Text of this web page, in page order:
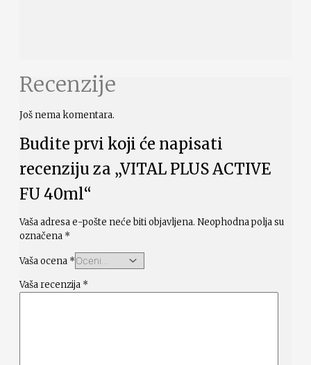
Recenzije
Još nema komentara.
Budite prvi koji će napisati
recenziju za „VITAL PLUS ACTIVE
FU 40ml“
Vaša adresa e-pošte neće biti objavljena. Neophodna polja su
označena *
Vaša ocena *
Vaša recenzija *